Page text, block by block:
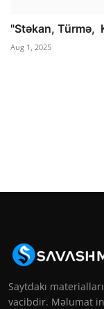
"Stə­kan, Tür­mə,
Aug 1, 2025
Saytdakı
vacibdir. Məlumat